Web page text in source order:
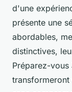
d'une
présente une
abordables,
distinctives,
Préparez-